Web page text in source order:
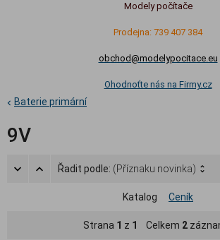
Modely počítače
Prodejna: 739 407 384
obchod@modelypocitace.eu
Ohodnoťte nás na Firmy.cz
Baterie primární
9V
Řadit podle: (Příznaku novinka)
Katalog Ceník
Strana 1 z 1 Celkem 2